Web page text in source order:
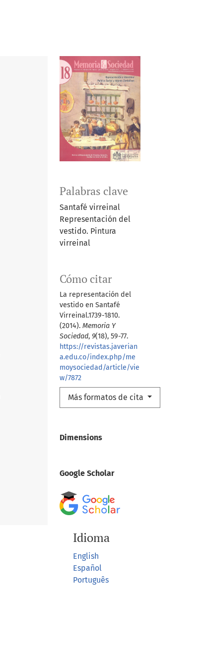
Palabras clave
Santafé virreinal
Representación del
vestido. Pintura
virreinal
Cómo citar
La representación del
vestido en Santafé
Virreinal.1739-1810.
(2014). Memoria Y
Sociedad, 9(18), 59-77.
https://revistas.javerian
a.edu.co/index.php/me
moysociedad/article/vie
w/7872
Más formatos de cita
Dimensions
Google Scholar
Idioma
English
Español
Português